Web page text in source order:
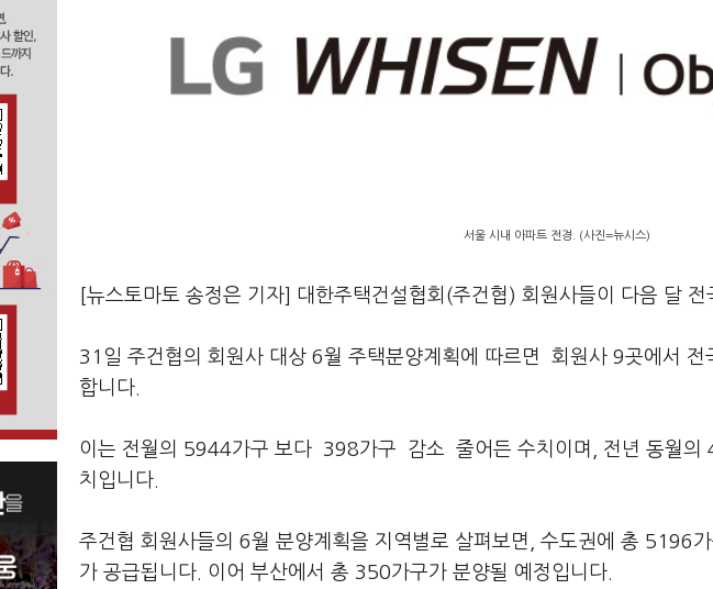
서울 시내 아파트 전경. (사진=뉴시스)
[뉴스토마토 송정은 기자] 대한주택건설협회(주건협) 회원사들이 다음 달
31일 주건협의 회원사 대상 6월 주택분양계획에 따르면 회원사 9곳에서
합니다.
이는 전월의 5944가구 보다 398가구 감소 줄어든 수치이며, 전년 동월의
치입니다.
주건협 회원사들의 6월 분양계획을 지역별로 살펴보면, 수도권에 총
가 공급됩니다. 이어 부산에서 총 350가구가 분양될 예정입니다.